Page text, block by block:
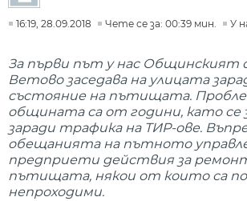
16:19, 28.09.2018 Чете се за: 00:39 мин. У
За първи път у нас Общинският
Ветово заседава на улицата
състояние на пътищата.
общината са от години, като се
заради трафика на ТИР-ове.
обещанията на пътното
предприети действия за
пътищата, някои от които са
непроходими.